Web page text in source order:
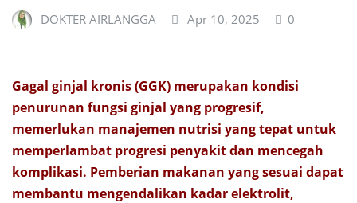
DOKTER AIRLANGGA Apr 10, 2025 0
Gagal ginjal kronis (GGK) merupakan kondisi
penurunan fungsi ginjal yang progresif,
memerlukan manajemen nutrisi yang tepat untuk
memperlambat progresi penyakit dan mencegah
komplikasi. Pemberian makanan yang sesuai dapat
membantu mengendalikan kadar elektrolit,